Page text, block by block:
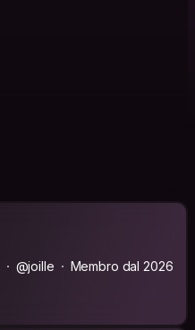
@joille Membro dal 2026